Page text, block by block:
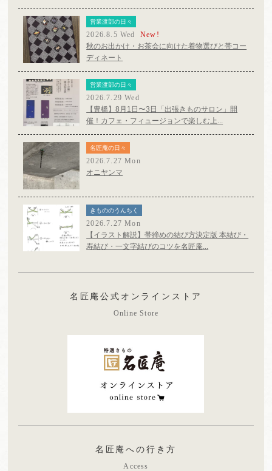
営業渡部の日々
2026.8.5 Wed New!
秋のお出かけ・お茶会に向けた着物選びと帯コー
ディネート
営業渡部の日々
2026.7.29 Wed
【豊橋】8月1日〜3日「出張きものサロン」開
催！カフェ・フィュージョンで楽しむ上...
名匠庵の日々
2026.7.27 Mon
オニヤンマ
きもののうんちく
2026.7.27 Mon
【イラスト解説】帯締めの結び方決定版 本結び・
寿結び・一文字結びのコツを名匠庵...
名匠庵公式オンラインストア
Online Store
名匠庵への行き方
Access